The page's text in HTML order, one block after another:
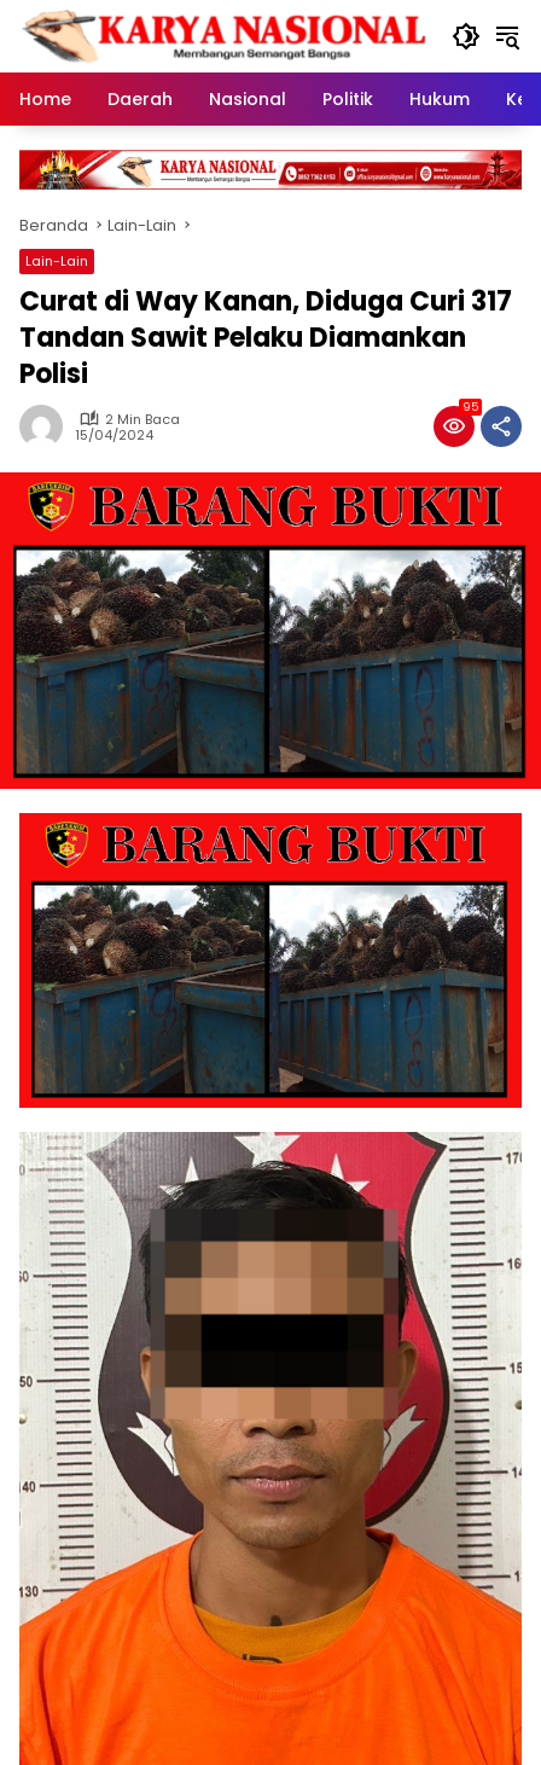
Langsung
konten
Home
Daerah Nasional Politik Hukum
Beranda Lain-Lain
Lain-Lain
Curat di Way Kanan, Diduga Curi 317
Tandan Sawit Pelaku Diamankan
Polisi
2 Min Baca
15/04/2024
95